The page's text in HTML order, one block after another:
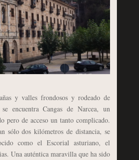
y valles frondosos y rodeado de
se encuentra Cangas de Narcea, un
pero de acceso un tanto complicado.
sólo dos kilómetros de distancia, se
como el Escorial asturiano, el
Una auténtica maravilla que ha sido